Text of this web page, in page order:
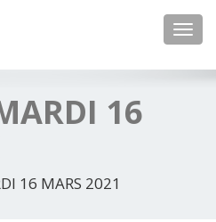
16
16 MARS 2021